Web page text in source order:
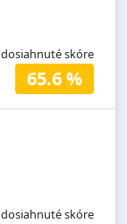
dosiahnuté skóre
65.6 %
dosiahnuté skóre